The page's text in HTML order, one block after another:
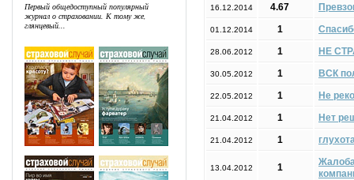
Первый общедоступный популярный
журнал о страховании. К тому же,
глянцевый...
16.12.2014 4.67
01.12.2014 1
28.06.2012 1 НЕ
30.05.2012 1 ВСК
22.05.2012 1 Не
21.04.2012 1 Нет
21.04.2012 1
13.04.2012 1